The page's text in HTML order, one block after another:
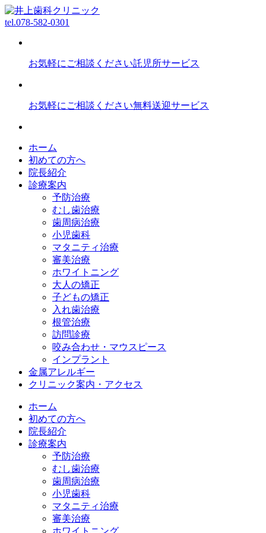
tel.078-582-0301
お気軽にご相談ください託児所サービス
お気軽にご相談ください無料送迎サービス
ホーム
初めての方へ
院長紹介
診療案内
予防治療
むし歯治療
歯周病治療
小児歯科
マタニティ治療
審美治療
ホワイトニング
大人の矯正
子どもの矯正
入れ歯治療
根管治療
訪問診療
咬み合わせ・マウスピース
インプラント
金属アレルギー
クリニック案内・アクセス
ホーム
初めての方へ
院長紹介
診療案内
予防治療
むし歯治療
歯周病治療
小児歯科
マタニティ治療
審美治療
ホワイトニング